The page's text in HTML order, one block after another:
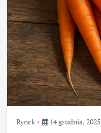
Rynek 14 grudnia, 2025